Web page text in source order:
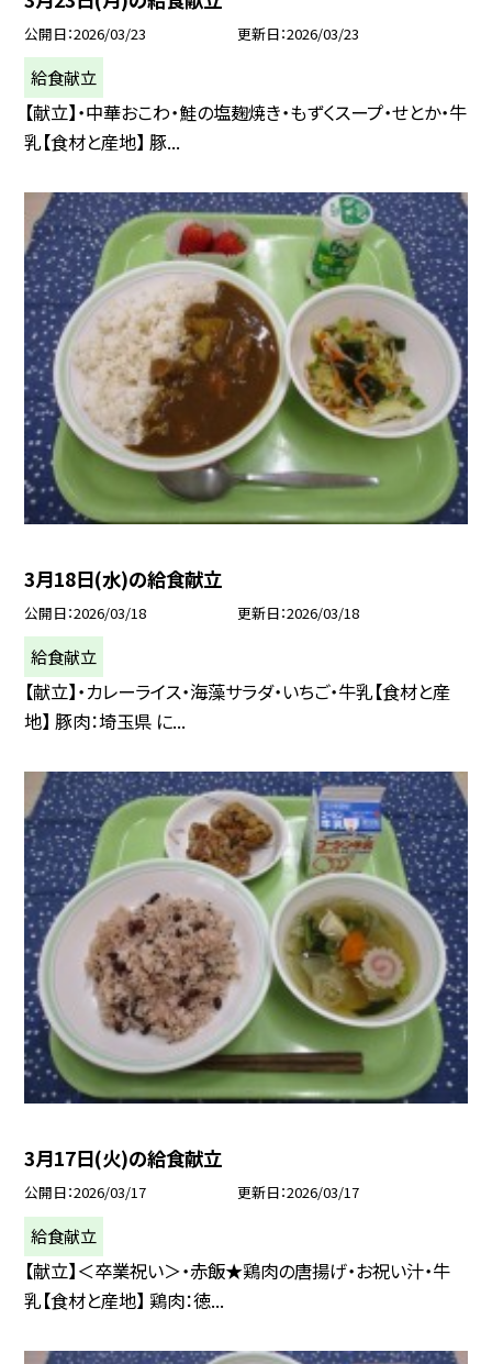
公開日 2026/03/23 更新日 2026/03/23
給食献立
【献立】・中華おこわ・鮭の塩麹焼き・もずくスープ・せとか・牛
乳【食材と産地】 豚...
3月18日(水)の給食献立
公開日 2026/03/18 更新日 2026/03/18
給食献立
【献立】・カレーライス・海藻サラダ・いちご・牛乳【食材と産
地】 豚肉：埼玉県 に...
3月17日(火)の給食献立
公開日 2026/03/17 更新日 2026/03/17
給食献立
【献立】＜卒業祝い＞・赤飯★鶏肉の唐揚げ・お祝い汁・牛
乳【食材と産地】 鶏肉：徳...